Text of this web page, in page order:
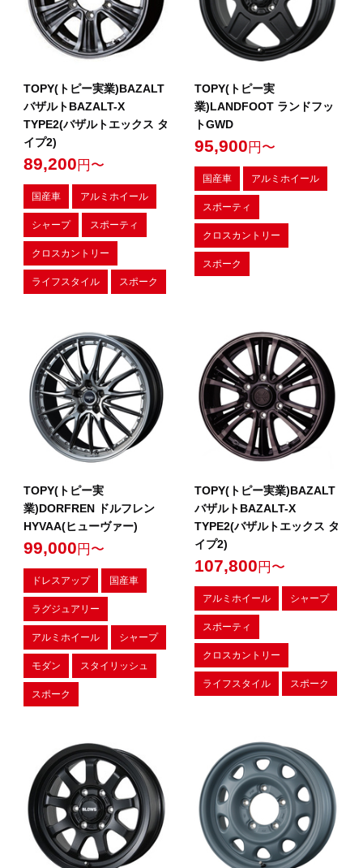
TOPY(トピー実業)BAZALT
バザルトBAZALT-X
TYPE2(バザルトエックス タ
イプ2)
89,200 円〜
国産車 アルミホイール
シャープ スポーティ
クロスカントリー
ライフスタイル スポーク
TOPY(トピー実
業)LANDFOOT ランドフッ
トGWD
95,900 円〜
国産車 アルミホイール
スポーティ
クロスカントリー
スポーク
TOPY(トピー実
業)DORFREN ドルフレン
HYVAA(ヒューヴァー)
99,000 円〜
ドレスアップ 国産車
ラグジュアリー
アルミホイール シャープ
モダン スタイリッシュ
スポーク
TOPY(トピー実業)BAZALT
バザルトBAZALT-X
TYPE2(バザルトエックス タ
イプ2)
107,800 円〜
アルミホイール シャープ
スポーティ
クロスカントリー
ライフスタイル スポーク